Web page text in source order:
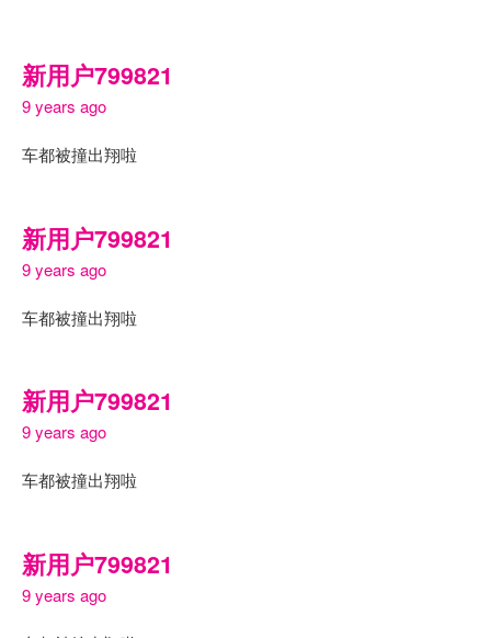
新用户799821
9 years ago
车都被撞出翔啦
新用户799821
9 years ago
车都被撞出翔啦
新用户799821
9 years ago
车都被撞出翔啦
新用户799821
9 years ago